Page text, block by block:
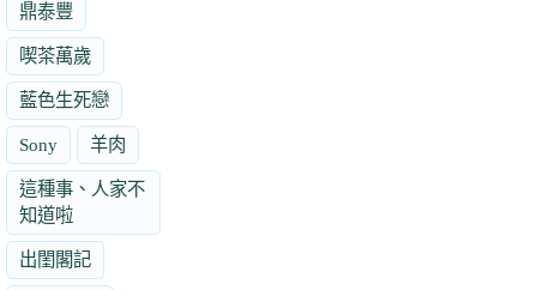
鼎泰豐
喫茶萬歲
藍色生死戀
Sony 羊肉
這種事、人家不
知道啦
出閨閣記